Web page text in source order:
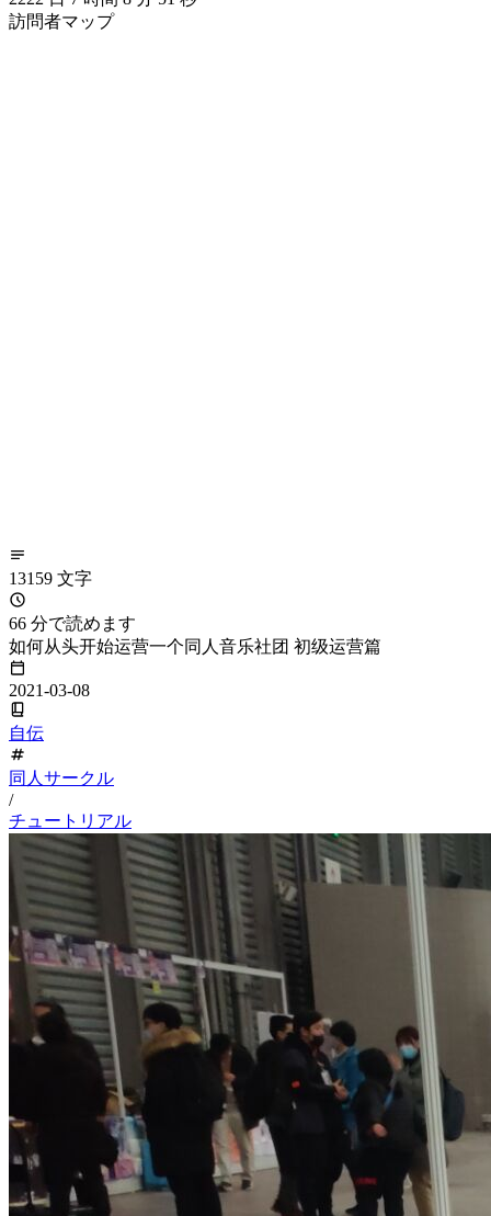
訪問者マップ
13159 文字
66 分で読めます
如何从头开始运营一个同人音乐社团 初级运营篇
2021-03-08
自伝
同人サークル
/
チュートリアル